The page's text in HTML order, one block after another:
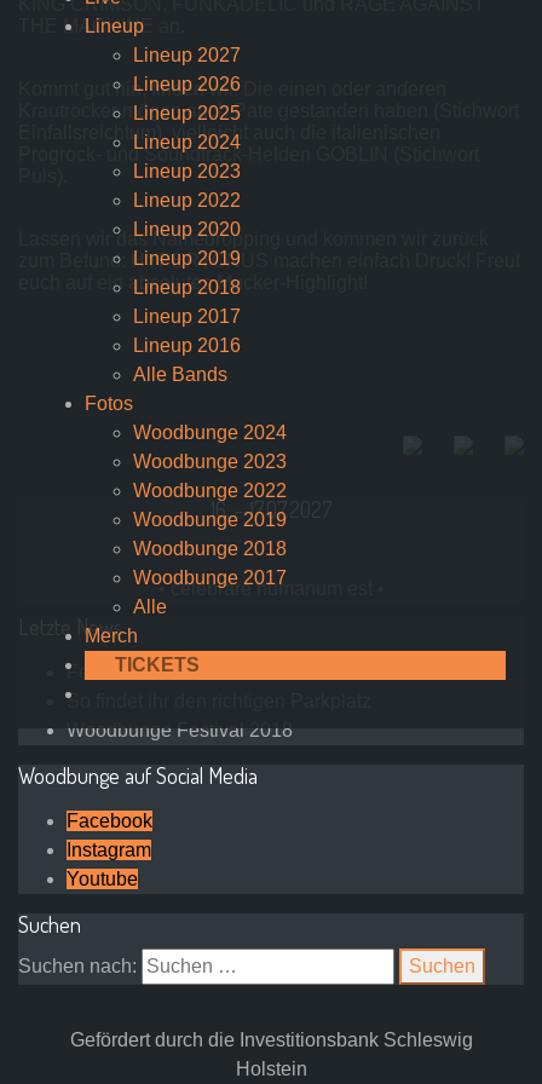
Lineup
Lineup 2027
Lineup 2026
Lineup 2025
Lineup 2024
Lineup 2023
Lineup 2022
Lineup 2020
Lineup 2019
Lineup 2018
Lineup 2017
Lineup 2016
Alle Bands
Fotos
Woodbunge 2024
Woodbunge 2023
Woodbunge 2022
Woodbunge 2019
Woodbunge 2018
Woodbunge 2017
Alle
Merch
TICKETS
KING CRIMSON, FUNKADELIC und RAGE AGAINST
THE MACHINE an.
Kommt gut hin, finden wir. Die einen oder anderen
Krautrocker mögen auch Pate gestanden haben (Stichwort
Einfallsreichtum), vielleicht auch die italienischen
Progrock- und Soundtrack-Helden GOBLIN (Stichwort
Lassen wir das Namedropping und kommen wir zurück
zum Befund: HYPERTONUS machen einfach Druck! Freut
euch auf ein absolutes Mucker-Highlight!
16. – 17.07.2027
• celebrare humanum est •
Letzte News
Feedback 2025
So findet ihr den richtigen Parkplatz
Woodbunge Festival 2018
Woodbunge auf Social Media
Facebook
Instagram
Youtube
Suchen
Suchen nach:
Gefördert durch die Investitionsbank Schleswig
Holstein